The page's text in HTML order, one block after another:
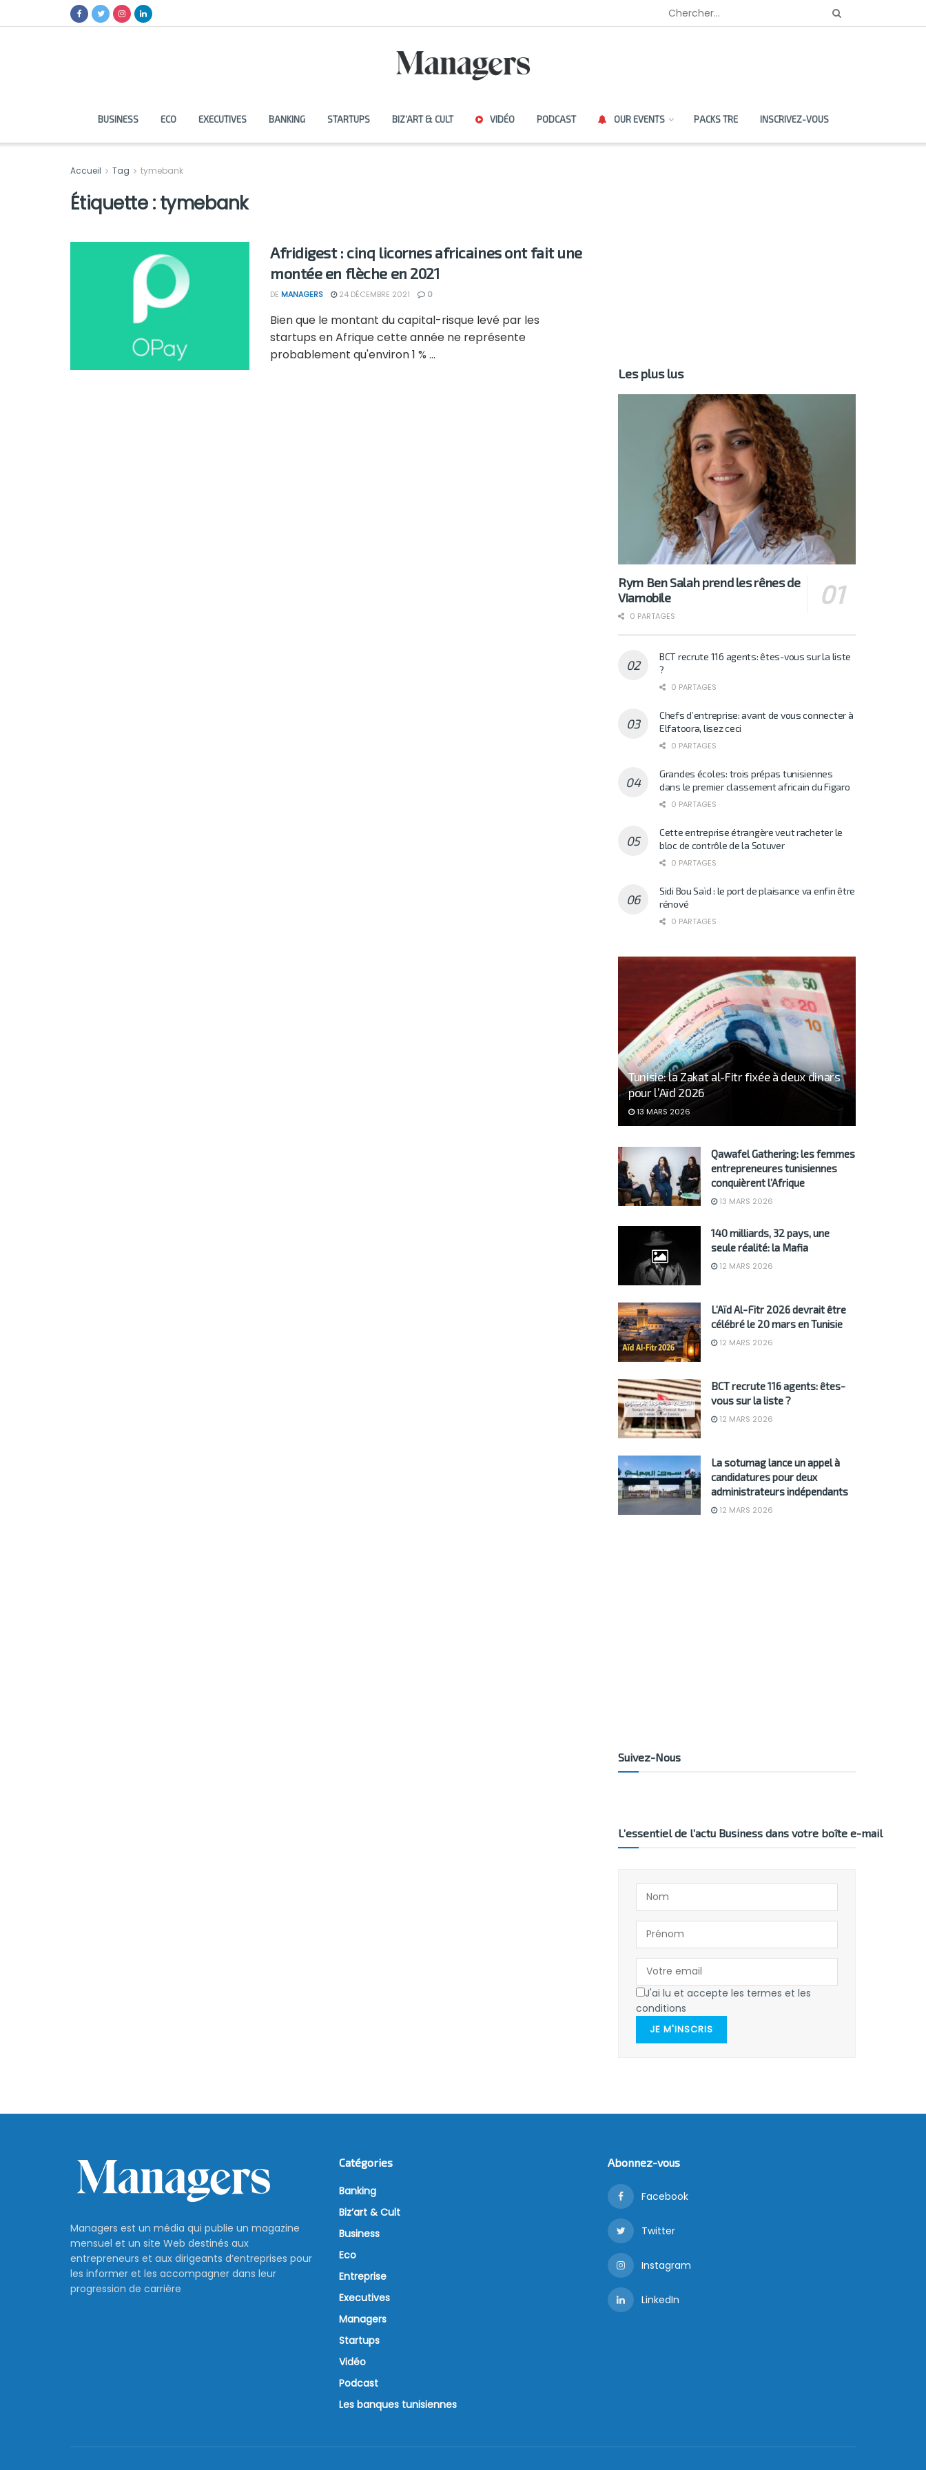
BUSINESS ECO EXECUTIVES BANKING STARTUPS BIZ’ART & CULT VIDÉO PODCAST OUR EVENTS PACKS TRE INSCRIVEZ-VOUS
Accueil Tag tymebank
Étiquette :tymebank
Afridigest : cinq licornes africaines ont fait une
montée en flèche en 2021
DE MANAGERS 24 DÉCEMBRE 2021 0
Bien que le montant du capital-risque levé par les
startups en Afrique cette année ne représente
probablement qu'environ 1 % ...
Les plus lus
Rym Ben Salah prend les rênes de
Viamobile
0 PARTAGES
BCT recrute 116 agents: êtes-vous sur la liste
?
0 PARTAGES
Chefs d’entreprise: avant de vous connecter à
Elfatoora, lisez ceci
0 PARTAGES
Grandes écoles: trois prépas tunisiennes
dans le premier classement africain du Figaro
0 PARTAGES
Cette entreprise étrangère veut racheter le
bloc de contrôle de la Sotuver
0 PARTAGES
Sidi Bou Saïd : le port de plaisance va enfin être
rénové
0 PARTAGES
Tunisie: la Zakat al-Fitr fixée à deux dinars
pour l’Aïd 2026
13 MARS 2026
Qawafel Gathering: les femmes
entrepreneures tunisiennes
conquièrent l’Afrique
13 MARS 2026
140 milliards, 32 pays, une
seule réalité: la Mafia
12 MARS 2026
L’Aïd Al-Fitr 2026 devrait être
célébré le 20 mars en Tunisie
12 MARS 2026
BCT recrute 116 agents: êtes-
vous sur la liste ?
12 MARS 2026
La sotumag lance un appel à
candidatures pour deux
administrateurs indépendants
12 MARS 2026
Suivez-Nous
L’essentiel de l’actu Business dans votre boîte e-mail
J'ai lu et accepte les termes et les
conditions
JE M'INSCRIS
Managers est un média qui publie un magazine
mensuel et un site Web destinés aux
entrepreneurs et aux dirigeants d’entreprises pour
les informer et les accompagner dans leur
progression de carrière
Catégories
Banking
Biz’art & Cult
Business
Eco
Entreprise
Executives
Managers
Startups
Vidéo
Podcast
Les banques tunisiennes
Abonnez-vous
Facebook
Twitter
Instagram
LinkedIn